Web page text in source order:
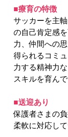
■療育の特徴
サッカーを主
の自己肯定感
力、仲間への
得られるコミ
力する精神力
スキルを育んで
■送迎あり
保護者さまの
柔軟に対応して